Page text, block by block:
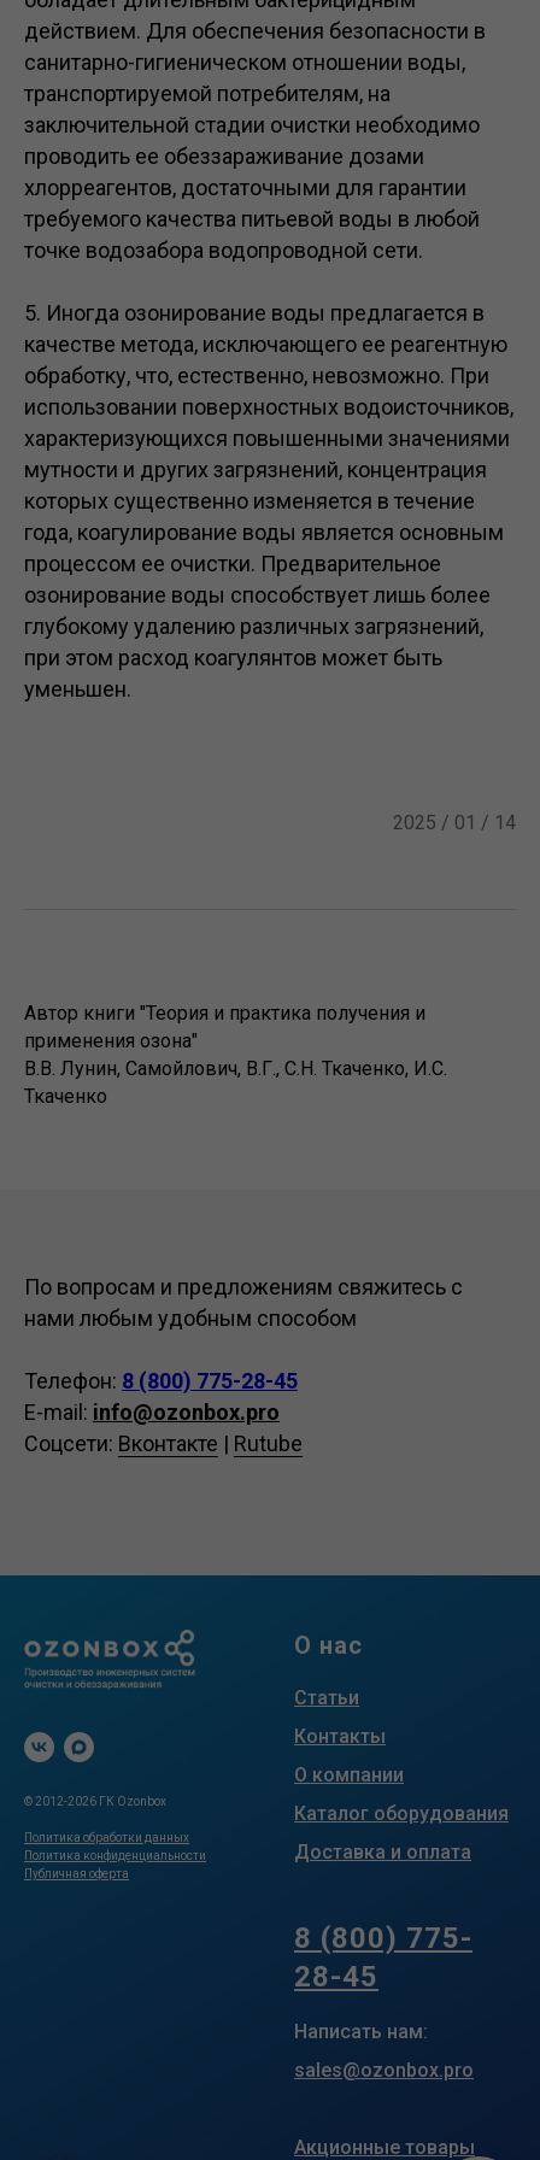
действием. Для обеспечения безопасности в
санитарно-гигиеническом отношении воды,
транспортируемой потребителям, на
заключительной стадии очистки необходимо
проводить ее обеззараживание дозами
хлорреагентов, достаточными для гарантии
требуемого качества питьевой воды в любой
точке водозабора водопроводной сети.
5. Иногда озонирование воды предлагается в
качестве метода, исключающего ее реагентную
обработку, что, естественно, невозможно. При
использовании поверхностных водоисточников,
характеризующихся повышенными значениями
мутности и других загрязнений, концентрация
которых существенно изменяется в течение
года, коагулирование воды является основным
процессом ее очистки. Предварительное
озонирование воды способствует лишь более
глубокому удалению различных загрязнений,
при этом расход коагулянтов может быть
уменьшен.
2025 / 01 / 14
Автор книги "Теория и практика получения и
применения озона"
В.В. Лунин, Самойлович, В.Г., С.Н. Ткаченко, И.С.
Ткаченко
По вопросам и предложениям свяжитесь с
нами любым удобным способом
Телефон: 8 (800) 775-28-45
E-mail: info@ozonbox.pro
Соцсети: Вконтакте | Rutube
© 2012-2026 ГК Ozonbox
Политика обработки данных
Политика конфиденциальности
Публичная оферта
О нас
Статьи
Контакты
О компании
Каталог оборудования
Доставка и оплата
8 (800) 775-
28-45
Написать нам:
sales@ozonbox.pro
Акционные товары